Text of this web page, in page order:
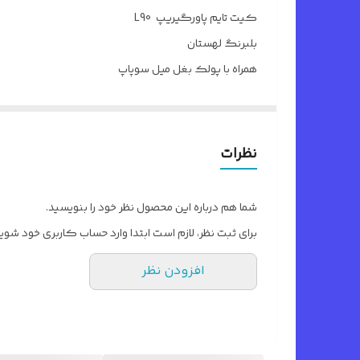
کیت تایم پاورگیریپ L90
بلبرنگ لهستان
همراه با پولک بغل میل سوپاپ
نظرات
شما هم درباره این محصول نظر خود را بنویسید.
برای ثبت نظر، لازم است ابتدا وارد حساب کاربری خود
افزودن نظر